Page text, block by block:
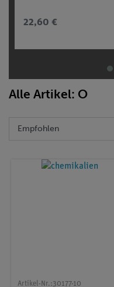
22,60 €
Alle Artikel: O
Artikel-Nr.:30177-10